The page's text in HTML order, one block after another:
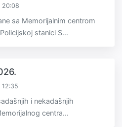
20:08
sa Memorijalnim centrom
stanici S...
12:35
i nekadašnjih
centra...